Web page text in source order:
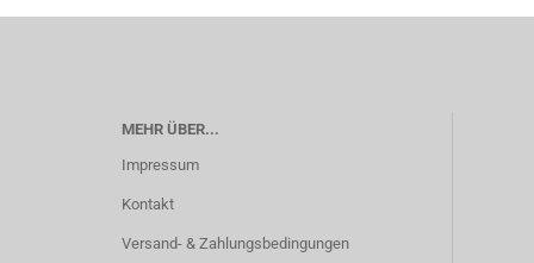
MEHR ÜBER...
Impressum
Kontakt
Versand- & Zahlungsbedingungen